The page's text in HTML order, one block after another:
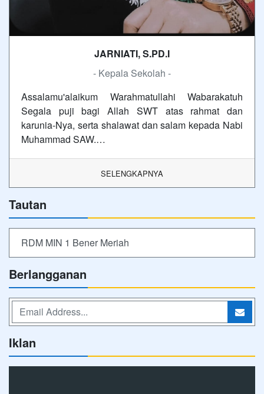
JARNIATI, S.PD.I
- Kepala Sekolah -
Assalamu'alaikum Warahmatullahi Wabarakatuh
Segala puji bagi Allah SWT atas rahmat dan
karunia-Nya, serta shalawat dan salam kepada Nabi
Muhammad SAW.…
SELENGKAPNYA
Tautan
RDM MIN 1 Bener Meriah
Berlangganan
Iklan